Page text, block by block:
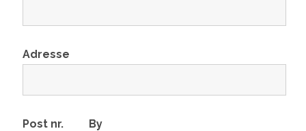
Adresse
Post nr. By